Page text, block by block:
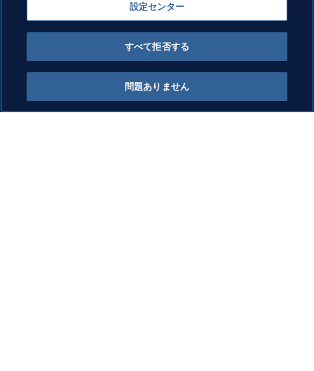
Japan AFC
設定センター
すべて拒否する
問題ありません